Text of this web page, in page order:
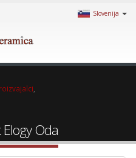
Slovenija
Oda